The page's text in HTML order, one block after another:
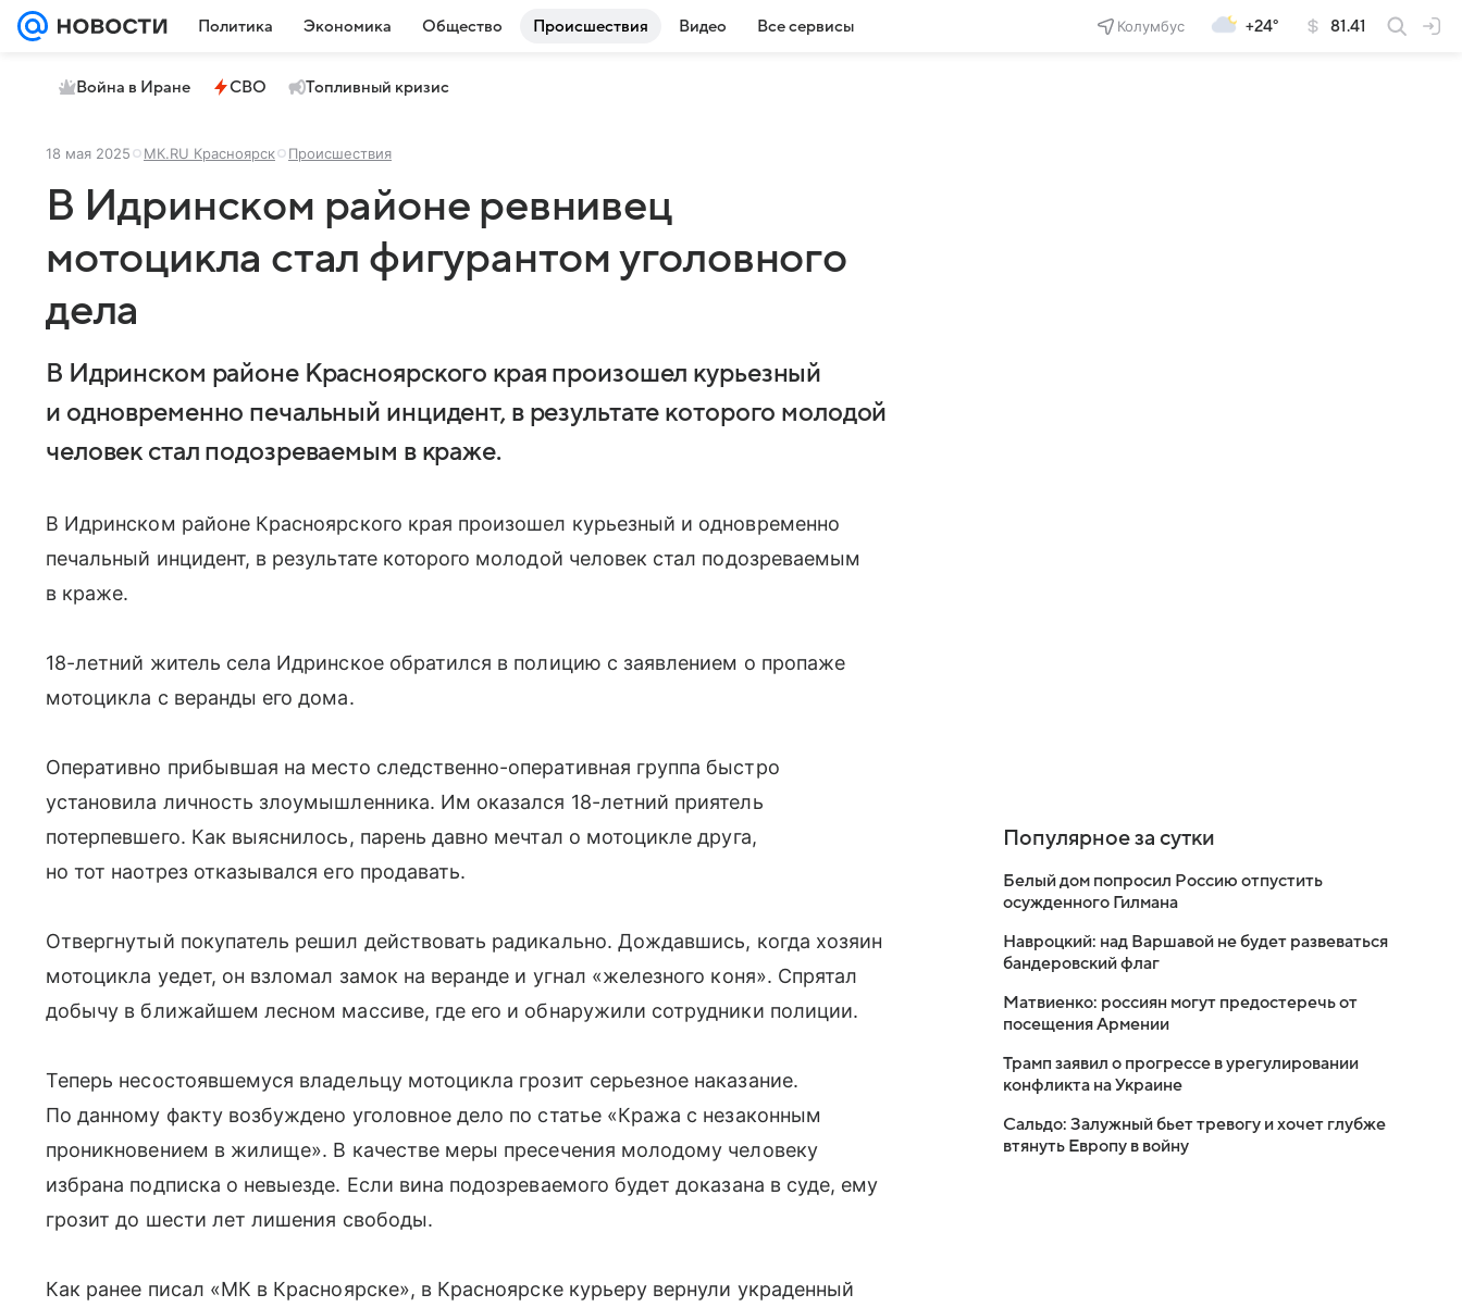
Политика Экономика Общество Происшествия Видео Все сервисы Колумбус +24° 81.41
Война в Иране СВО Топливный кризис
18 мая 2025 МК.RU Красноярск Происшествия
В Идринском районе ревнивец
мотоцикла стал фигурантом уголовного
дела
В Идринском районе Красноярского края произошел курьезный
и одновременно печальный инцидент, в результате которого молодой
человек стал подозреваемым в краже.
В Идринском районе Красноярского края произошел курьезный и одновременно
печальный инцидент, в результате которого молодой человек стал подозреваемым
в краже.
18-летний житель села Идринское обратился в полицию с заявлением о пропаже
мотоцикла с веранды его дома.
Оперативно прибывшая на место следственно-оперативная группа быстро
установила личность злоумышленника. Им оказался 18-летний приятель
потерпевшего. Как выяснилось, парень давно мечтал о мотоцикле друга,
но тот наотрез отказывался его продавать.
Отвергнутый покупатель решил действовать радикально. Дождавшись, когда хозяин
мотоцикла уедет, он взломал замок на веранде и угнал «железного коня». Спрятал
добычу в ближайшем лесном массиве, где его и обнаружили сотрудники полиции.
Теперь несостоявшемуся владельцу мотоцикла грозит серьезное наказание.
По данному факту возбуждено уголовное дело по статье «Кража с незаконным
проникновением в жилище». В качестве меры пресечения молодому человеку
избрана подписка о невыезде. Если вина подозреваемого будет доказана в суде, ему
грозит до шести лет лишения свободы.
Как ранее писал «МК в Красноярске», в Красноярске курьеру вернули украденный
Популярное за сутки
Белый дом попросил Россию отпустить
осужденного Гилмана
Навроцкий: над Варшавой не будет развеваться
бандеровский флаг
Матвиенко: россиян могут предостеречь от
посещения Армении
Трамп заявил о прогрессе в урегулировании
конфликта на Украине
Сальдо: Залужный бьет тревогу и хочет глубже
втянуть Европу в войну